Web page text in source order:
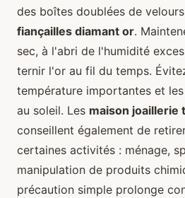
des boîtes doublées de
fiançailles diamant or.
sec, à l'abri de l'humidité
ternir l'or au fil du temps.
température importantes et
au soleil. Les maison joaillerie
conseillent également de
certaines activités : ménage,
manipulation de produits
précaution simple prolonge